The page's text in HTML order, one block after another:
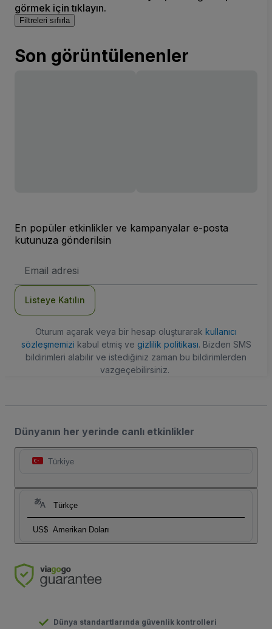
görmek için tıklayın.
Filtreleri sıfırla
Son görüntülenenler
En popüler etkinlikler ve kampanyalar e-posta
kutunuza gönderilsin
posta
Listeye Katılın
Oturum açarak veya bir hesap oluşturarak kullanıcı
sözleşmemizi kabul etmiş ve gizlilik politikası. Bizden SMS
bildirimleri alabilir ve istediğiniz zaman bu bildirimlerden
vazgeçebilirsiniz.
Dünyanın her yerinde canlı etkinlikler
Türkiye
Türkçe
US$ Amerikan Doları
Dünya standartlarında güvenlik kontrolleri